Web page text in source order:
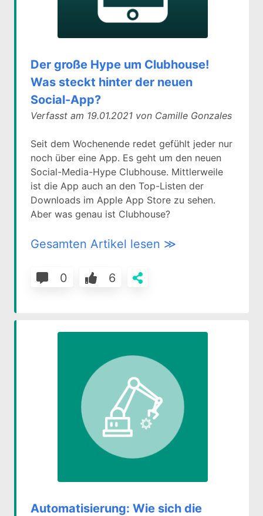
Der große Hype um Clubhouse!
Was steckt hinter der neuen
Social-App?
Verfasst am 19.01.2021 von Camille Gonzales
Seit dem Wochenende redet gefühlt jeder nur
noch über eine App. Es geht um den neuen
Social-Media-Hype Clubhouse. Mittlerweile
ist die App auch an den Top-Listen der
Downloads im Apple App Store zu sehen.
Aber was genau ist Clubhouse?
Gesamten Artikel lesen ≫
0 6
Automatisierung: Wie sich die